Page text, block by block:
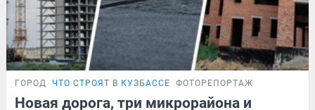
ГОРОД ЧТО СТРОЯТ В КУЗБАССЕ ФОТОРЕПОРТАЖ
Новая дорога, три микрорайона и